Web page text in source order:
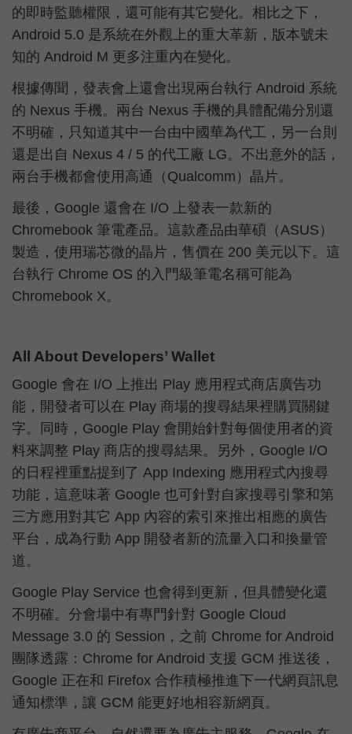
的即時監聽權限，還可能有其它變化。相比之下，
Android 5.0 是系統在外觀上的重大革新，版本號未
知的 Android M 更多注重內在變化。
根據傳聞，發表會上還會出現兩台執行 Android 系統
的 Nexus 手機。兩台 Nexus 手機的具體配備分別還
不明確，只知道其中一台由中國華為代工，另一台則
還是出自 Nexus 4 / 5 的代工廠 LG。不出意外的話，
兩台手機都會使用高通（ Qualcomm ）晶片。
最後，Google 還會在 I/O 上發表一款新的
Chromebook 筆電產品。這款產品由華碩（ASUS）
製造，使用瑞芯微的晶片，售價在 200 美元以下。這
台執行 Chrome OS 的入門級筆電名稱可能為
Chromebook X。
All About Developers’ Wallet
Google 會在 I/O 上推出 Play 應用程式商店廣告功
能，開發者可以在 Play 商場的搜尋結果裡購買關鍵
字。同時，Google Play 會開始針對每個使用者的資
料來調整 Play 商店的搜尋結果。另外，Google I/O
的日程裡重點提到了 App Indexing 應用程式內搜尋
功能，這意味著 Google 也可針對自家搜尋引擎和第
三方應用對其它 App 內容的索引來推出相應的廣告
平台，成為行動 App 開發者新的流量入口和換量管
道。
Google Play Service 也會得到更新，但具體變化還
不明確。分會場中有專門針對 Google Cloud
Message 3.0 的 Session，之前 Chrome for Android
團隊透露：Chrome for Android 支援 GCM 推送後，
Google 正在和 Firefox 合作積極推進下一代網頁訊息
通知標準，讓 GCM 能更好地相容新網頁。